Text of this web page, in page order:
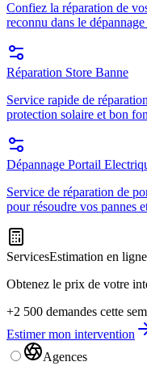
Confiez la réparation de
reconnu dans le
Réparation Store Banne
Service rapide de
protection solaire et bon
Dépannage Portail
Service de réparation de
pour résoudre vos pannes
ServicesEstimation en ligne
Obtenez le prix de votre
+2 500 demandes cette
Estimer mon intervention
Agences